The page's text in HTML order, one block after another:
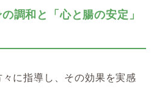
調和と「心と腸の安定」
に指導し、その効果を実感